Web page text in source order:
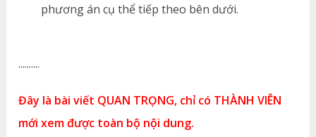
phương án cụ thể tiếp theo bên dưới.
..........
Đây là bài viết QUAN TRỌNG, chỉ có THÀNH VIÊN
mới xem được toàn bộ nội dung.